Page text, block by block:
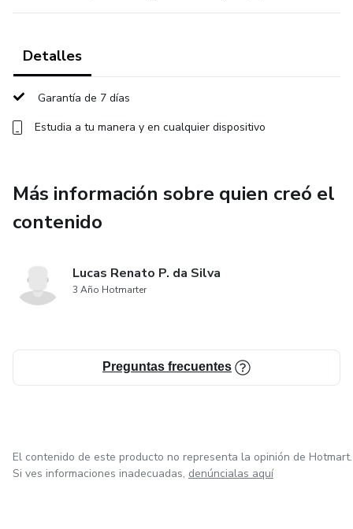
Este método no solo te ayudará a perder peso, notarás
concentración, energía, menos irritación, mejor digestión,
metabolismo acelerado, dormirás mejor, entre otros.
Detalles
Garantía de 7 días
Estudia a tu manera y en cualquier dispositivo
Más información sobre quien creó el
contenido
Lucas Renato P. da Silva
3 Año Hotmarter
Preguntas frecuentes
El contenido de este producto no representa la opinión de Hotmart.
Si ves informaciones inadecuadas, denúncialas aquí